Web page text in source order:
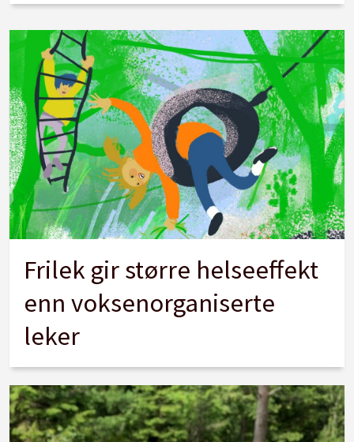
Frilek gir større helseeffekt
enn voksenorganiserte
leker